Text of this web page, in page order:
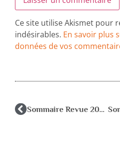
Ce site utilise Akismet pour
indésirables. En savoir plus
données de vos
Sommaire Revue 2004-4